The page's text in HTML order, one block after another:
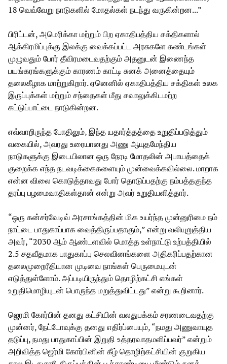
18 வெவ்வேறு நாடுகளில் மோதல்கள் நடந்து வருகின்றன...”
பிரிட்டன், அமெரிக்கா மற்றும் பிற ஏகாதிபத்திய சக்திகளால்
ஆக்கிரமிப்புக்கு இலக்கு வைக்கப்பட்ட அரசுகளே கண்டங்கள்
முழுவதும் போர் தீவிரமடைவதற்கும் அதனுடன் இணைந்த
பயங்கரங்களுக்கும் காரணம் காட்டி சுனக் அனைத்தையும்
தலைகீழாக மாற்றுகிறார். ஏனெனில் ஏகாதிபத்திய சக்திகள் உலக
இருப்புக்கள் மற்றும் சந்தைகள் மீது சவாலுக்கிடமற்ற
கட்டுப்பாட்டை நாடுகின்றன.
எவ்வாறிருந்த போதிலும், இந்த யதார்த்தத்தை உறுதிப்படுத்தும்
வகையில், அவரது உரையானது அணு ஆயுதமேந்திய
நாடுகளுக்கு இடையிலான ஒரு நேரடி மோதலின் அபாயத்தைக்
குறைக்க எந்த நடவடிக்கைகளையும் முன்வைக்கவில்லை. மாறாக
என்ன விலை கொடுத்தாவது போர் தொடுப்பதற்கு நம்பத்தகுந்த
தரப்பு பழமைவாதிகள்தான் என்று அவர் உறுதியளித்தார்.
“ஒரு கன்சர்வேடிவ் அரசாங்கத்தின் மிக உயர்ந்த முன்னுரிமை நம்
நாட்டை பாதுகாப்பாக வைத்திருப்பதாகும்,” என்று வலியுறுத்திய
அவர், “2030 ஆம் ஆண்டளவில் மொத்த உள்நாட்டு உற்பத்தியில்
2.5 சதவீதமாக பாதுகாப்பு செலவினங்களை அதிகரிப்பதற்கான
தலைமுறைரீதியான முடிவை நாங்கள் பெருமையுடன்
எடுத்துள்ளோம். அப்படியிருந்தும் தொழிற்கட்சி எங்கள்
உறுதிமொழியுடன் பொருந்த மறுத்துவிட்டது” என்று கூறினார்.
ஜெரமி கோர்பின் தனது கட்சியின் வலதுபக்கம் சரணடைவதற்கு
முன்னர், நேட்டோவுக்கு தனது எதிர்ப்பையும், “நமது அணுவாயுத
தடுப்பு, நமது பாதுகாப்பின் இறுதி உத்தரவாதமளிப்பவர்” என்றும்
அறிவித்த ஜெர்மி கோர்பினின் கீழ் தொழிற்கட்சியின் குறுகிய